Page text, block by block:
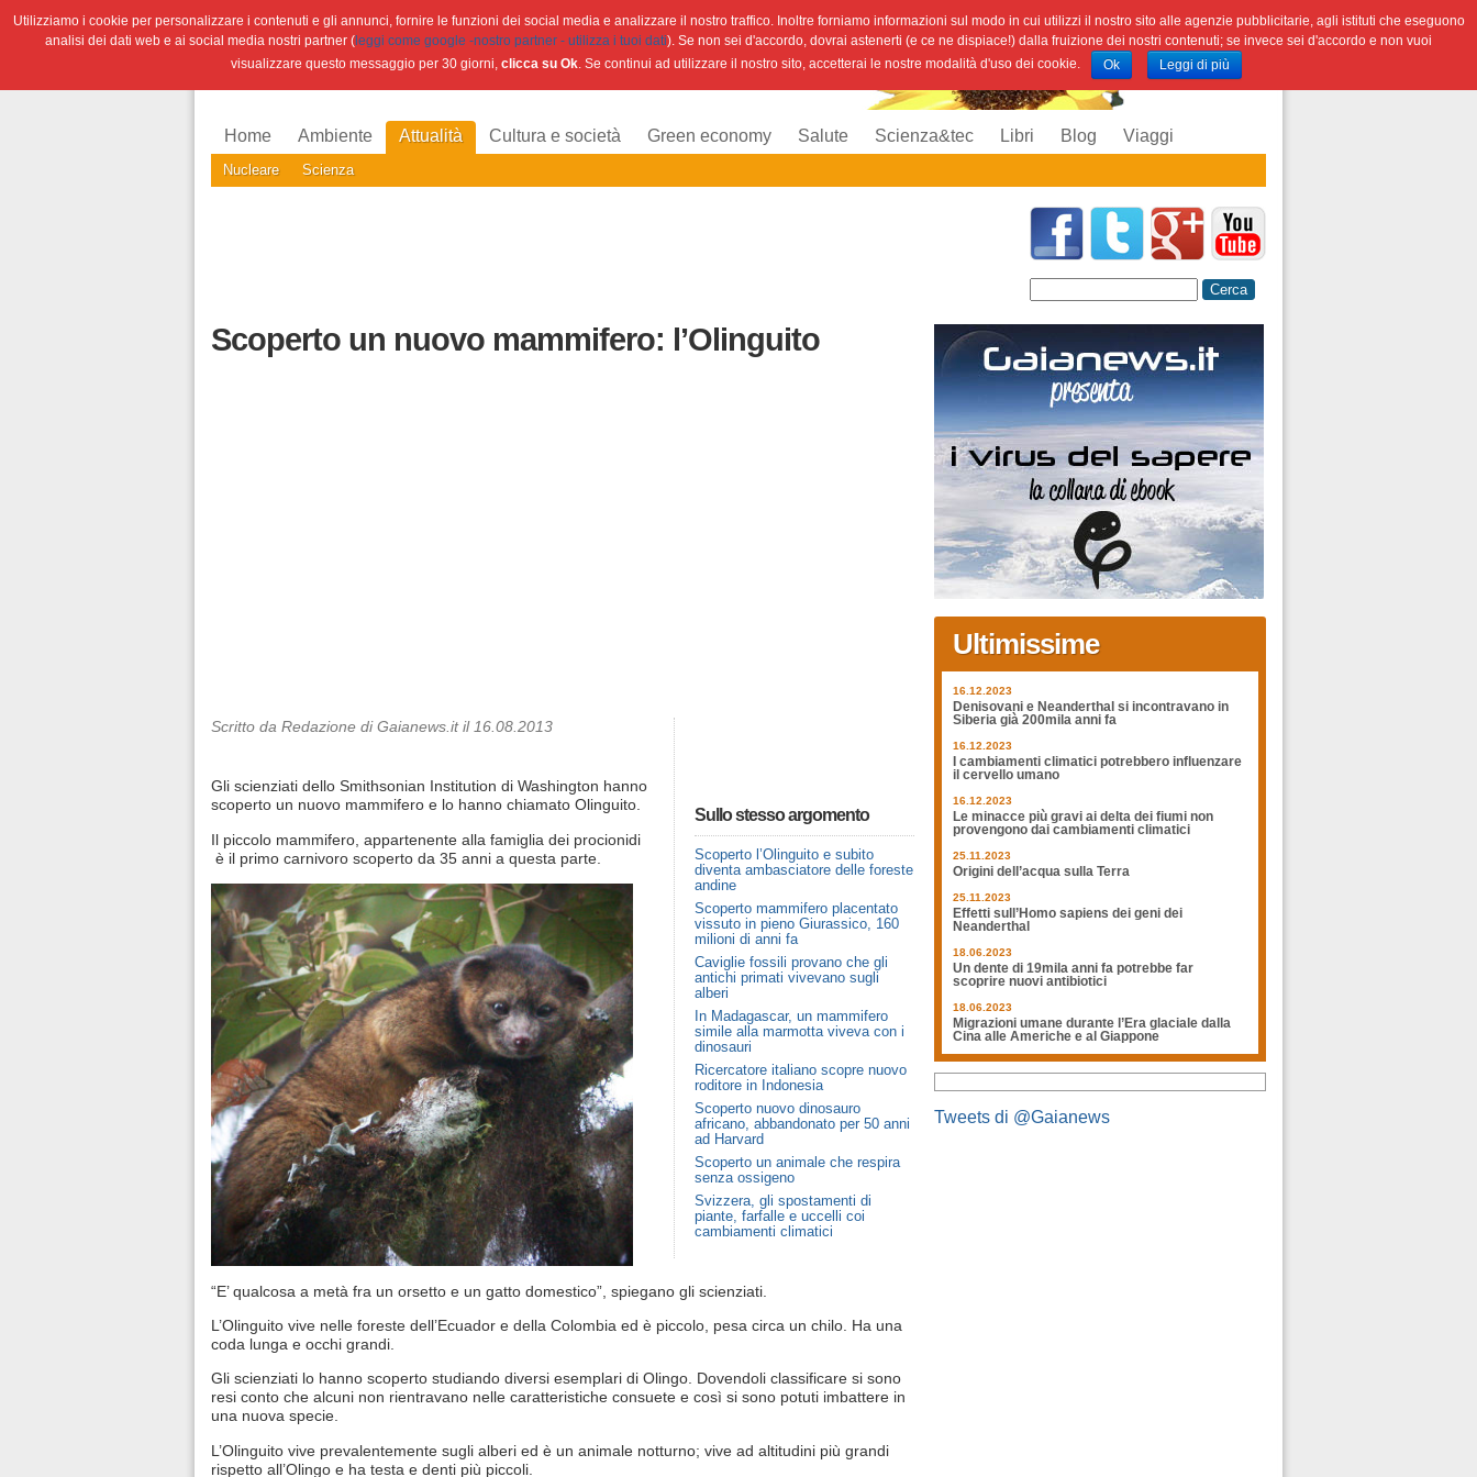
Home Ambiente Attualità
Nucleare Scienza
Cultura e società Green economy Salute Scienza&tec Libri Blog Viaggi
Scoperto un nuovo mammifero: l’Olinguito
Sullo stesso argomento
Scoperto l’Olinguito e subito
diventa ambasciatore delle foreste
andine
Scoperto mammifero placentato
vissuto in pieno Giurassico, 160
milioni di anni fa
Caviglie fossili provano che gli
antichi primati vivevano sugli
alberi
In Madagascar, un mammifero
simile alla marmotta viveva con i
dinosauri
Ricercatore italiano scopre nuovo
roditore in Indonesia
Scoperto nuovo dinosauro
africano, abbandonato per 50 anni
ad Harvard
Scoperto un animale che respira
senza ossigeno
Svizzera, gli spostamenti di
piante, farfalle e uccelli coi
cambiamenti climatici
Scritto da Redazione di Gaianews.it il 16.08.2013
Gli scienziati dello Smithsonian Institution di Washington hanno
scoperto un nuovo mammifero e lo hanno chiamato Olinguito.
Il piccolo mammifero, appartenente alla famiglia dei procionidi
è il primo carnivoro scoperto da 35 anni a questa parte.
“E’ qualcosa a metà fra un orsetto e un gatto domestico”, spiegano gli scienziati.
L’Olinguito vive nelle foreste dell’Ecuador e della Colombia ed è piccolo, pesa circa un chilo. Ha una
coda lunga e occhi grandi.
Gli scienziati lo hanno scoperto studiando diversi esemplari di Olingo. Dovendoli classificare si sono
resi conto che alcuni non rientravano nelle caratteristiche consuete e così si sono potuti imbattere in
una nuova specie.
L’Olinguito vive prevalentemente sugli alberi ed è un animale notturno; vive ad altitudini più grandi
rispetto all’Olingo e ha testa e denti più piccoli.
Ultimissime
16.12.2023
Denisovani e Neanderthal si incontravano in
Siberia già 200mila anni fa
16.12.2023
I cambiamenti climatici potrebbero influenzare
il cervello umano
16.12.2023
Le minacce più gravi ai delta dei fiumi non
provengono dai cambiamenti climatici
25.11.2023
Origini dell’acqua sulla Terra
25.11.2023
Effetti sull’Homo sapiens dei geni dei
Neanderthal
18.06.2023
Un dente di 19mila anni fa potrebbe far
scoprire nuovi antibiotici
18.06.2023
Migrazioni umane durante l’Era glaciale dalla
Cina alle Americhe e al Giappone
Tweets di @Gaianews
Utilizziamo i cookie per personalizzare i contenuti e gli annunci, fornire le funzioni dei social media e analizzare il nostro traffico. Inoltre forniamo informazioni sul modo in cui utilizzi il nostro sito alle agenzie pubblicitarie, agli istituti che eseguono
analisi dei dati web e ai social media nostri partner ( leggi come google -nostro partner - utilizza i tuoi dati). Se non sei d'accordo, dovrai astenerti (e ce ne dispiace!) dalla fruizione dei nostri contenuti; se invece sei d'accordo e non vuoi
visualizzare questo messaggio per 30 giorni,clicca su Ok. Se continui ad utilizzare il nostro sito, accetterai le nostre modalità d'uso dei cookie. Ok Leggi di più